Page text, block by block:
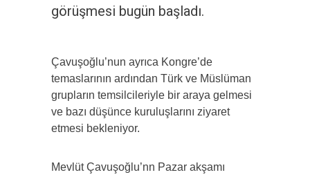
görüşmesi bugün başladı.
Çavuşoğlu’nun ayrıca Kongre’de
temaslarının ardından Türk ve Müslüman
grupların temsilcileriyle bir araya gelmesi
ve bazı düşünce kuruluşlarını ziyaret
etmesi bekleniyor.
Mevlüt Çavuşoğlu’nn Pazar akşamı